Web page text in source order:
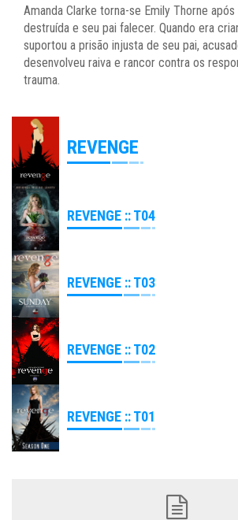
Amanda Clarke torna-se Emily Thorne
destruída e seu pai falecer. Quando era
suportou a prisão injusta de seu pai,
desenvolveu raiva e rancor contra os
trauma.
REVENGE
REVENGE :: T04
REVENGE :: T03
REVENGE :: T02
REVENGE :: T01